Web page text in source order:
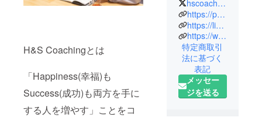
H&S Coachingとは
「Happiness(幸福)も
Success(成功)も両方を手に
する人を増やす」ことをコ
高校卒業
後、地元企
業のアイリ
スオーヤマ
にて商品開
発に関わっ
たのち、営
hscoaching2018
https://peraichi.com/landing_pages/view/happinessandsuccess/
https://lin.ee/DMsswEi
https://www.instagram.com/p/Cf5gR8FpuOj/?igshid=YmMyMTA2M2Y=
特定商取引
法に基づく
表記
メッセー
ジを送る